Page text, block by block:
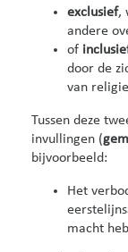
exclusief,
andere
of
door de
van
Tussen deze
invullingen (
bijvoorbeeld:
Het
macht